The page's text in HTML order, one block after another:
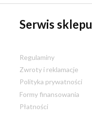
Serwis sklepu
Regulaminy
Zwroty i reklamacje
Polityka prywatności
Formy finansowania
Płatności